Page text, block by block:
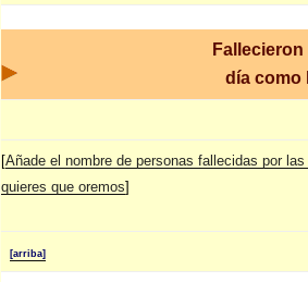
día
[Añade el nombre de personas fallecidas por las
quieres que oremos]
[arriba]